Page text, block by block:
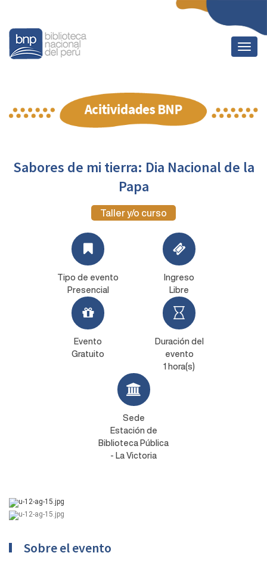
Sabores de mi tierra: Dia Nacional de la
Papa
Taller y/o curso
Tipo de evento
Presencial
Ingreso
Libre
Evento
Gratuito
Duración del
evento
1 hora(s)
Sede
Estación de
Biblioteca Pública
- La Victoria
Sobre el evento